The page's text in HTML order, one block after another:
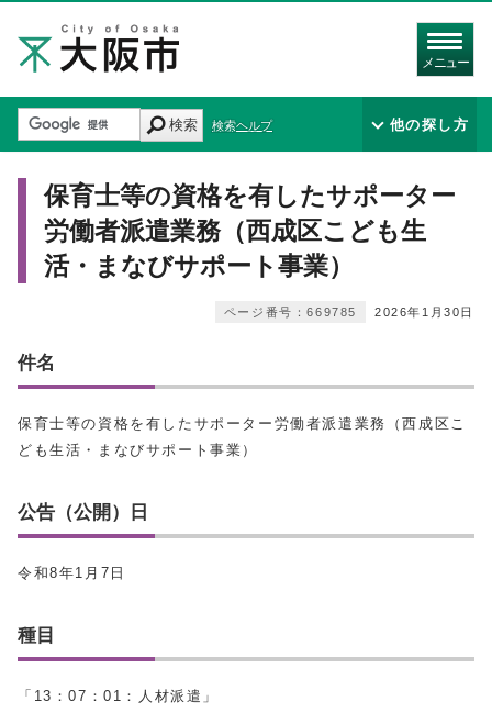
メニュー
検索 検索ヘルプ 他の探し方
保育士等の資格を有したサポーター
労働者派遣業務（西成区こども生
活・まなびサポート事業）
2026年1月30日
ページ番号：669785
件名
保育士等の資格を有したサポーター労働者派遣業務（西成区こ
ども生活・まなびサポート事業）
公告（公開）日
令和8年1月7日
種目
「13：07：01：人材派遣」